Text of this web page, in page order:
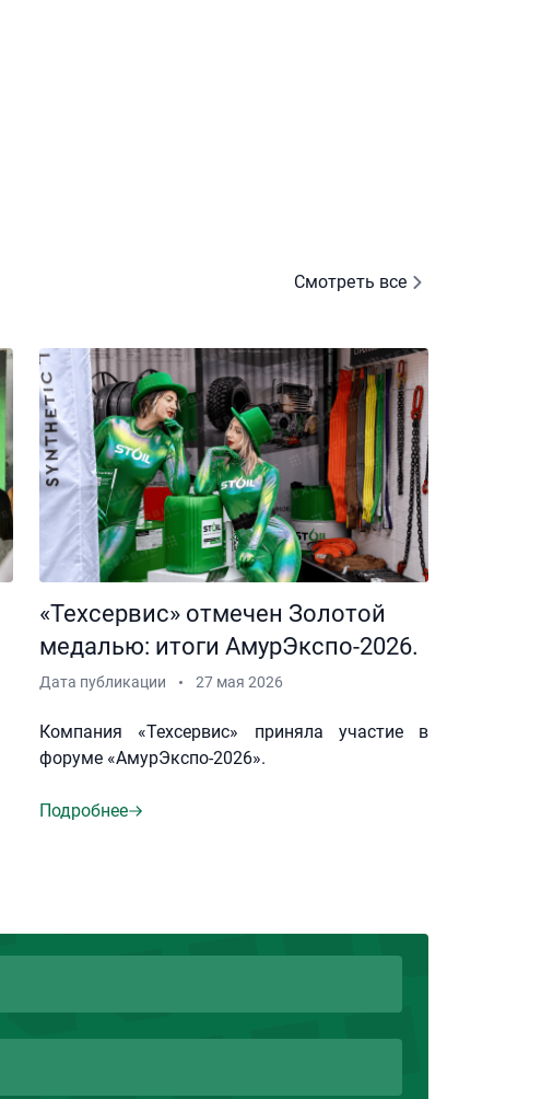
Смотреть все
«Техсервис» отмечен Золотой
медалью: итоги АмурЭкспо-2026.
Дата публикации 27 мая 2026
Компания «Техсервис» приняла участие в
форуме «АмурЭкспо-2026».
Подробнее